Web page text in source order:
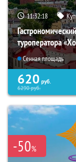
11:32:16
туроператора
Сенная площадь
620 руб.
6290руб.
-50%